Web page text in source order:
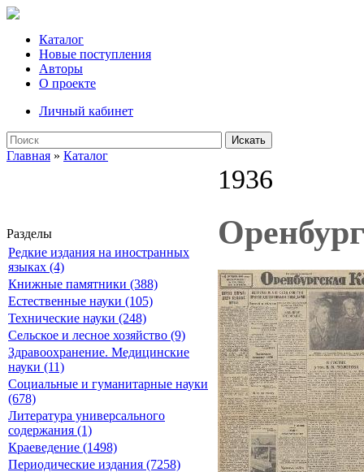
Каталог
Новые поступления
Авторы
О проекте
Личный кабинет
Искать
Главная » Каталог
Разделы
Редкие издания на иностранных
языках (4)
Книжные памятники (388)
Естественные науки (105)
Технические науки (248)
Сельское и лесное хозяйство (9)
Здравоохранение. Медицинские
науки (11)
Социальные и гуманитарные науки
(678)
Литература универсального
содержания (1)
Краеведение (1498)
Периодические издания (7258)
1936